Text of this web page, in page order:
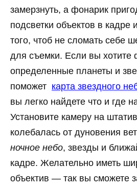
замерзнуть, а фонарик
подсветки объектов в кадре
того, чтоб не сломать себе
для съемки. Если вы хотите
определенные планеты и
поможет карта звездного
вы легко найдете что и где
Установите камеру на
колебалась от дуновения
ночное небо, звезды и
кадре. Желательно иметь
объектив — так вы сможете